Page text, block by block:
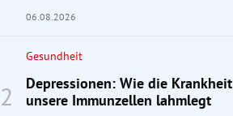
06.08.2026
Gesundheit
Depressionen: Wie die Krankheit
unsere Immunzellen lahmlegt